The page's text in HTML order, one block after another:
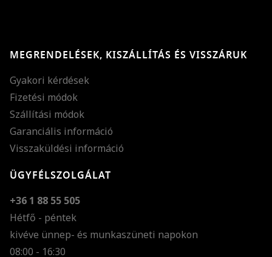
MEGRENDELÉSEK, KISZÁLLÍTÁS ÉS VISSZÁRUK
Gyakori kérdések
Fizetési módok
Szállítási módok
Garanciális információ
Visszaküldési információ
ÜGYFÉLSZOLGÁLAT
+36 1 88 55 505
Hétfő - péntek
kivéve ünnep- és munkaszüneti napokon
08:00 - 16:30